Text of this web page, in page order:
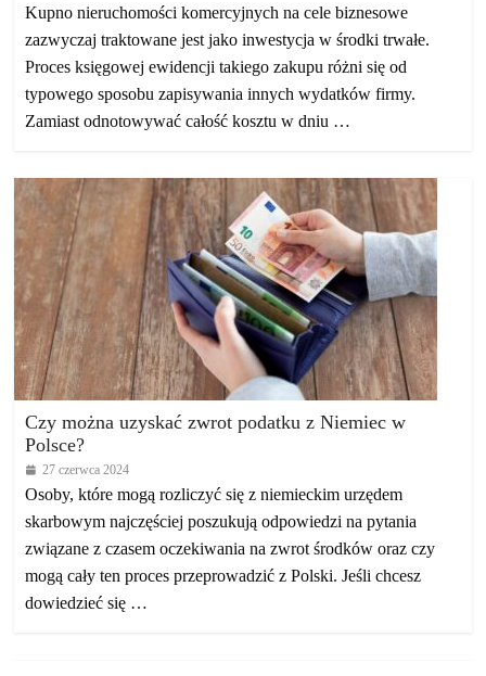
Kupno nieruchomości komercyjnych na cele biznesowe
zazwyczaj traktowane jest jako inwestycja w środki trwałe.
Proces księgowej ewidencji takiego zakupu różni się od
typowego sposobu zapisywania innych wydatków firmy.
Zamiast odnotowywać całość kosztu w dniu …
Czy można uzyskać zwrot podatku z Niemiec w
Polsce?
27 czerwca 2024
Osoby, które mogą rozliczyć się z niemieckim urzędem
skarbowym najczęściej poszukują odpowiedzi na pytania
związane z czasem oczekiwania na zwrot środków oraz czy
mogą cały ten proces przeprowadzić z Polski. Jeśli chcesz
dowiedzieć się …